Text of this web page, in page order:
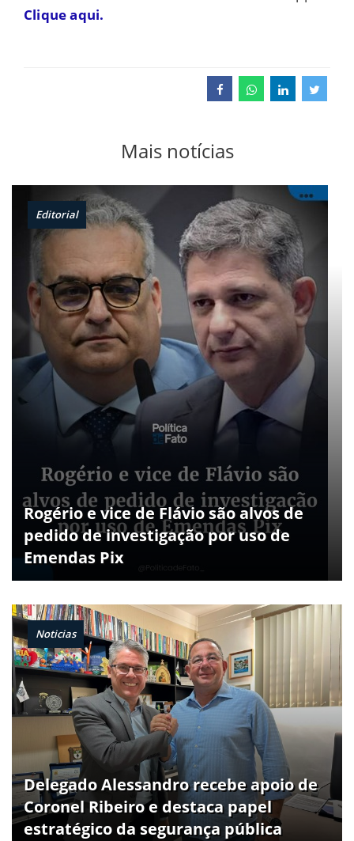
Clique aqui.
Mais notícias
Editorial
Rogério e vice de Flávio são alvos de
pedido de investigação por uso de
Emendas Pix
Noticias
Delegado Alessandro recebe apoio de
Coronel Ribeiro e destaca papel
estratégico da segurança pública